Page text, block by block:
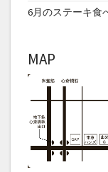
6月のステーキ食
MAP